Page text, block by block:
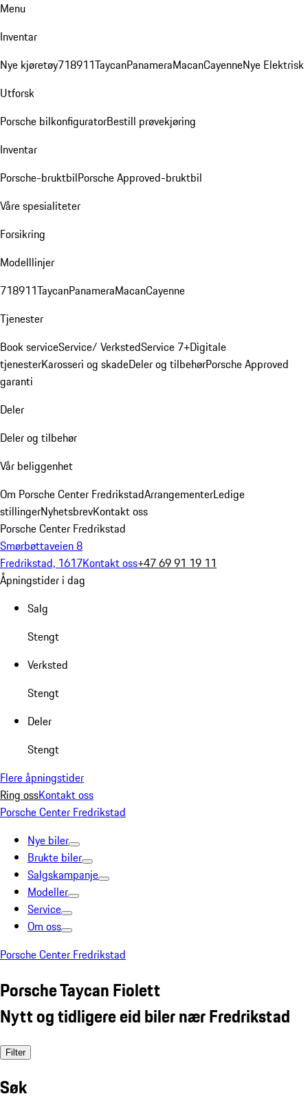
Menu
Inventar
Nye kjøretøy718911TaycanPanameraMacanCayenneNye Elektrisk
Utforsk
Porsche bilkonfiguratorBestill prøvekjøring
Inventar
Porsche-bruktbilPorsche Approved-bruktbil
Våre spesialiteter
Forsikring
Modelllinjer
718911TaycanPanameraMacanCayenne
Tjenester
Book serviceService/ VerkstedService 7+Digitale
tjenesterKarosseri og skadeDeler og tilbehørPorsche Approved
garanti
Deler
Deler og tilbehør
Vår beliggenhet
Om Porsche Center FredrikstadArrangementerLedige
stillingerNyhetsbrevKontakt oss
Porsche Center Fredrikstad
Smørbøttaveien 8
Fredrikstad, 1617Kontakt oss+47 69 91 19 11
Åpningstider i dag
Salg
Stengt
Verksted
Stengt
Deler
Stengt
Flere åpningstider
Ring ossKontakt oss
Porsche Center Fredrikstad
Nye biler
Brukte biler
Salgskampanje
Modeller
Service
Om oss
Porsche Center Fredrikstad
Porsche Taycan Fiolett
Nytt og tidligere eid biler nær Fredrikstad
Filter
Søk